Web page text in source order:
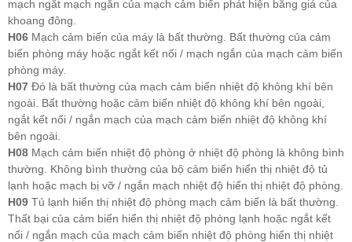
mạch ngắt mạch ngắn của mạch cảm biến phát hiện băng giá của
khoang đông.
H06 Mạch cảm biến của máy là bất thường. Bất thường của cảm
biến phòng máy hoặc ngắt kết nối / mạch ngắn của mạch cảm biến
phòng máy.
H07 Đó là bất thường của mạch cảm biến nhiệt độ không khí bên
ngoài. Bất thường hoặc cảm biến nhiệt độ không khí bên ngoài,
ngắt kết nối / ngắn mạch của mạch cảm biến nhiệt độ không khí
bên ngoài.
H08 Mạch cảm biến nhiệt độ phòng ở nhiệt độ phòng là không bình
thường. Không bình thường của bộ cảm biến hiển thị nhiệt độ tủ
lạnh hoặc mạch bị vỡ / ngắn mạch nhiệt độ hiển thị nhiệt độ phòng.
H09 Tủ lạnh hiển thị nhiệt độ phòng mạch cảm biến là bất thường.
Thất bại của cảm biến hiển thị nhiệt độ phòng lạnh hoặc ngắt kết
nối / ngắn mạch của mạch cảm biến nhiệt độ phòng hiển thị nhiệt